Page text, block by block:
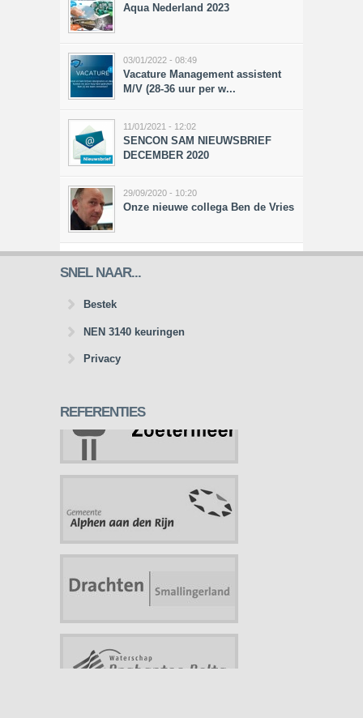
Aqua Nederland 2023
03/01/2022 - 08:49
Vacature Management assistent
M/V (28-36 uur per w...
11/01/2021 - 12:02
SENCON SAM NIEUWSBRIEF
DECEMBER 2020
29/09/2020 - 10:20
Onze nieuwe collega Ben de Vries
SNEL NAAR...
Bestek
NEN 3140 keuringen
Privacy
REFERENTIES